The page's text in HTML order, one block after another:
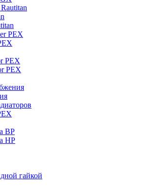
PEX
PEX
PEX
ВР
НР
гайкой